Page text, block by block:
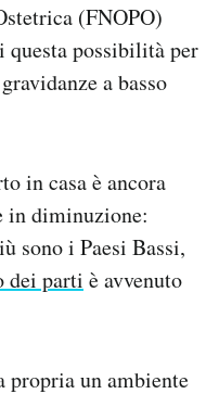
(FNOPO)
questa possibilità per
a basso
in casa è ancora
in diminuzione:
sono i Paesi Bassi,
dei parti è avvenuto
propria un ambiente